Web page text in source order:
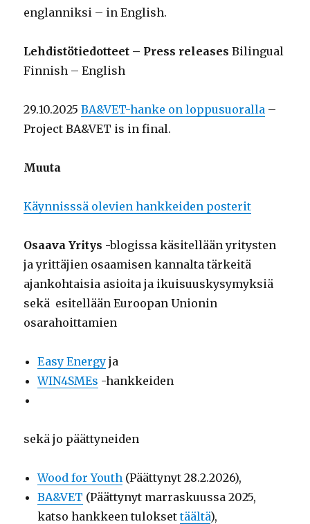
englanniksi – in English.
Lehdistötiedotteet – Press releasesBilingual
Finnish – English
29.10.2025BA&VET-hanke on loppusuoralla –
Project BA&VET is in final.
Muuta
Käynnisssä olevien hankkeiden posterit
Osaava Yritys -blogissa käsitellään yritysten
ja yrittäjien osaamisen kannalta tärkeitä
ajankohtaisia asioita ja ikuisuuskysymyksiä
sekä esitellään Euroopan Unionin
osarahoittamien
Easy Energy ja
WIN4SMEs -hankkeiden
sekä jo päättyneiden
Wood for Youth (Päättynyt 28.2.2026),
BA&VET (Päättynyt marraskuussa 2025,
katso hankkeen tuloksettäältä),